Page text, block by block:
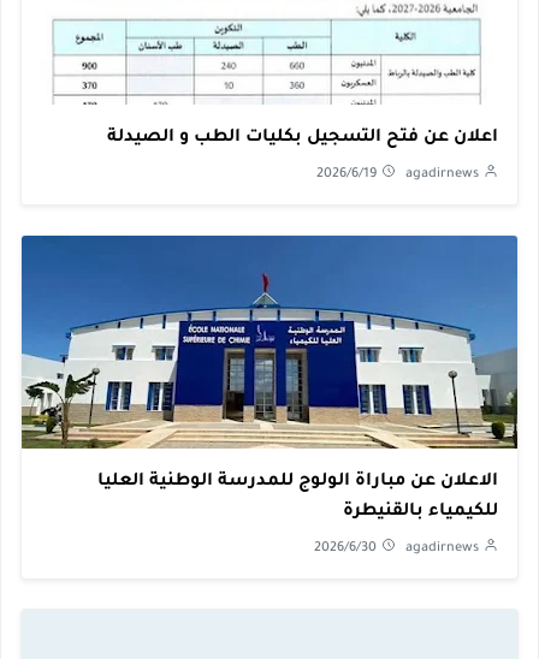
اعلان عن فتح التسجيل بكليات الطب و الصيدلة
agadirnews
2026/6/19
الاعلان عن مباراة الولوج للمدرسة الوطنية العليا
للكيمياء بالقنيطرة
agadirnews
2026/6/30